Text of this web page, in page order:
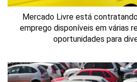
Mercado Livre está
emprego disponíveis em várias
oportunidades para